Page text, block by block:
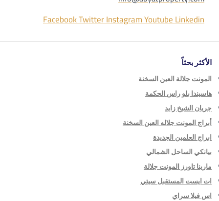
FacebookTwitterInstagramYoutubeLinkedin
الأكثر بحثاً
المونت جلالة العين السخنة
هاسيندا بلو راس الحكمة
جريان الشيخ زايد
أبراج المونت جلاله العين السخنة
ابراج العلمين الجديدة
بيانكي الساحل الشمالي
مارينا تاورز المونت جلالة
ات ايست المستقبل سيتي
اس فيلا سراي